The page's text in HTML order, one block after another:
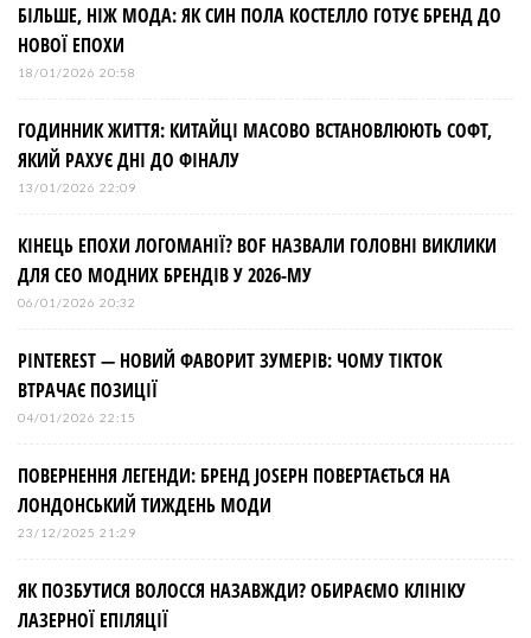
БІЛЬШЕ, НІЖ МОДА: ЯК СИН ПОЛА КОСТЕЛЛО ГОТУЄ БРЕНД ДО
НОВОЇ ЕПОХИ
18/01/2026 20:58
ГОДИННИК ЖИТТЯ: КИТАЙЦІ МАСОВО ВСТАНОВЛЮЮТЬ СОФТ,
ЯКИЙ РАХУЄ ДНІ ДО ФІНАЛУ
13/01/2026 22:09
КІНЕЦЬ ЕПОХИ ЛОГОМАНІЇ? BOF НАЗВАЛИ ГОЛОВНІ ВИКЛИКИ
ДЛЯ СЕО МОДНИХ БРЕНДІВ У 2026-МУ
06/01/2026 20:32
PINTEREST — НОВИЙ ФАВОРИТ ЗУМЕРІВ: ЧОМУ TIKTOK
ВТРАЧАЄ ПОЗИЦІЇ
04/01/2026 22:15
ПОВЕРНЕННЯ ЛЕГЕНДИ: БРЕНД JOSEPH ПОВЕРТАЄТЬСЯ НА
ЛОНДОНСЬКИЙ ТИЖДЕНЬ МОДИ
23/12/2025 21:29
ЯК ПОЗБУТИСЯ ВОЛОССЯ НАЗАВЖДИ? ОБИРАЄМО КЛІНІКУ
ЛАЗЕРНОЇ ЕПІЛЯЦІЇ